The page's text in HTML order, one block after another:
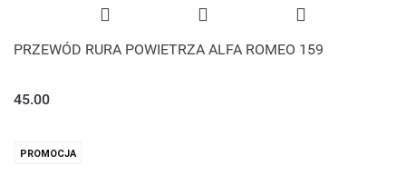
PRZEWÓD RURA POWIETRZA ALFA ROMEO 159
45.00
PROMOCJA